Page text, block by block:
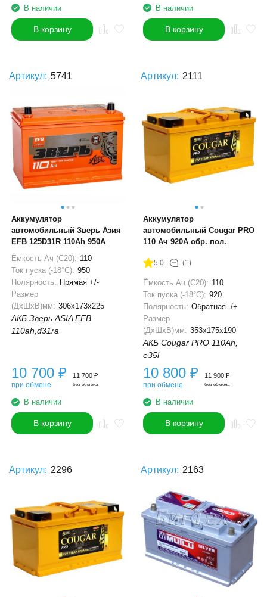
В наличии
В корзину
В наличии
В корзину
Артикул: 5741
Аккумулятор
автомобильный Зверь Азия
EFB 125D31R 110Ah 950A
Ёмкость Ач (С20): 110
Ток пуска (-18°С): 950
Полярность: Прямая +/-
Размер
(ДхШхВ)мм: 306x173x225
АКБ Зверь ASIA EFB
110ah,d31ra
10 700 ₽
при обмене
11 700 ₽
без обмена
В наличии
В корзину
Артикул: 2111
Аккумулятор
автомобильный Cougar PRO
110 Ач 920A обр. пол.
5.0 (1)
Ёмкость Ач (С20): 110
Ток пуска (-18°С): 920
Полярность: Обратная -/+
Размер
(ДхШхВ)мм: 353x175x190
АКБ Cougar PRO 110Ah,
e35l
10 800 ₽
при обмене
11 900 ₽
без обмена
В наличии
В корзину
Артикул: 2296 Артикул: 2163